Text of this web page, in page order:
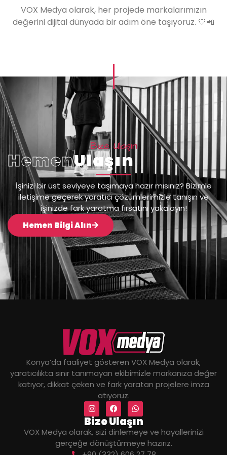
VOX Medya olarak, her projede markalarımızın
değerini dijital dünyada bir adım öne taşıyoruz. 💛📲
Bize Ulaşın
HemenUlaşın
İşinizi bir üst seviyeye taşımaya hazır mısınız? Bizimle
iletişime geçerek yaratıcı çözümlerimizle tanışın ve
işinizde fark yaratma fırsatını yakalayın!
Hemen Bilgi Alın
Konya’da faaliyet gösteren VOX Medya olarak,
yaratıcılıkta sınır tanımayan ekibimizle markanıza değer
katıyor, dikkat çeken ve fark yaratan projelere imza
atıyoruz.
Bize Ulaşın
VOX Medya olarak, sizi dinlemeye ve hayallerinizi
gerçeğe dönüştürmeye hazırız.